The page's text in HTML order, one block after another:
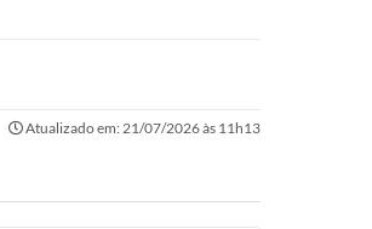
Atualizado em: 21/07/2026 às 11h13